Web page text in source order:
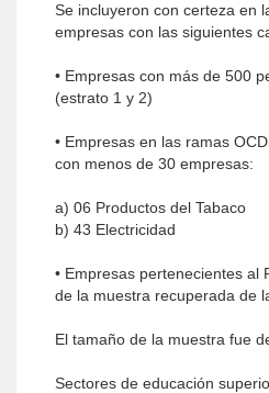
Se incluyeron con certeza en
empresas con las siguientes
• Empresas con más de 500
(estrato 1 y 2)
• Empresas en las ramas
con menos de 30 empresas:
a) 06 Productos del Tabaco
b) 43 Electricidad
• Empresas pertenecientes al
de la muestra recuperada de
El tamaño de la muestra fue
Sectores de educación